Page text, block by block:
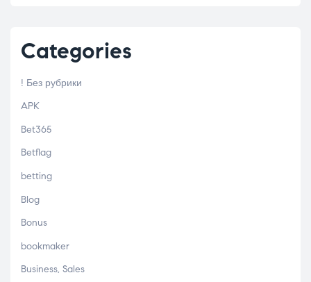
Categories
! Без рубрики
APK
Bet365
Betflag
betting
Blog
Bonus
bookmaker
Business, Sales